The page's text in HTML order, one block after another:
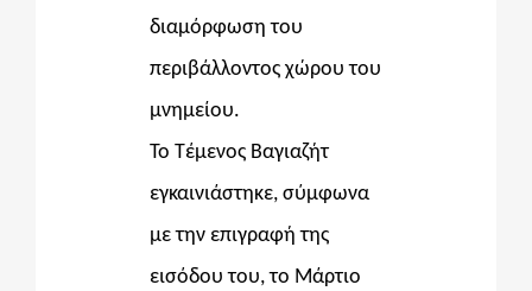
διαμόρφωση του
περιβάλλοντος χώρου του
μνημείου.
Το Τέμενος Βαγιαζήτ
εγκαινιάστηκε, σύμφωνα
με την επιγραφή της
εισόδου του, το Μάρτιο